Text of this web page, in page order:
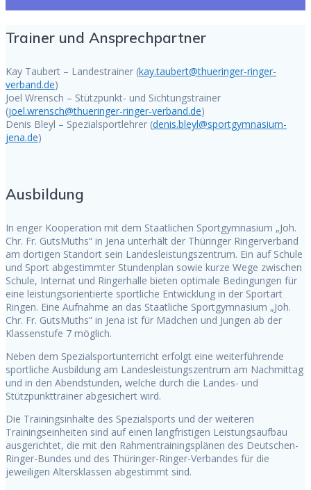
Trainer und Ansprechpartner
Kay Taubert – Landestrainer (kay.taubert@thueringer-ringer-
verband.de)
Joel Wrensch – Stützpunkt- und Sichtungstrainer
(joel.wrensch@thueringer-ringer-verband.de)
Denis Bleyl – Spezialsportlehrer (denis.bleyl@sportgymnasium-
jena.de)
Ausbildung
In enger Kooperation mit dem Staatlichen Sportgymnasium „Joh.
Chr. Fr. GutsMuths“ in Jena unterhält der Thüringer Ringerverband
am dortigen Standort sein Landesleistungszentrum. Ein auf Schule
und Sport abgestimmter Stundenplan sowie kurze Wege zwischen
Schule, Internat und Ringerhalle bieten optimale Bedingungen für
eine leistungsorientierte sportliche Entwicklung in der Sportart
Ringen. Eine Aufnahme an das Staatliche Sportgymnasium „Joh.
Chr. Fr. GutsMuths“ in Jena ist für Mädchen und Jungen ab der
Klassenstufe 7 möglich.
Neben dem Spezialsportunterricht erfolgt eine weiterführende
sportliche Ausbildung am Landesleistungszentrum am Nachmittag
und in den Abendstunden, welche durch die Landes- und
Stützpunkttrainer abgesichert wird.
Die Trainingsinhalte des Spezialsports und der weiteren
Trainingseinheiten sind auf einen langfristigen Leistungsaufbau
ausgerichtet, die mit den Rahmentrainingsplänen des Deutschen-
Ringer-Bundes und des Thüringer-Ringer-Verbandes für die
jeweiligen Altersklassen abgestimmt sind.